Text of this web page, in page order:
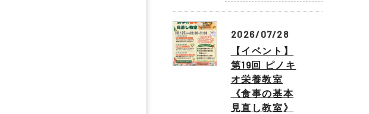
2026/07/28
【イベント】
第19回 ピノキ
オ栄養教室
《食事の基本
見直し教室》